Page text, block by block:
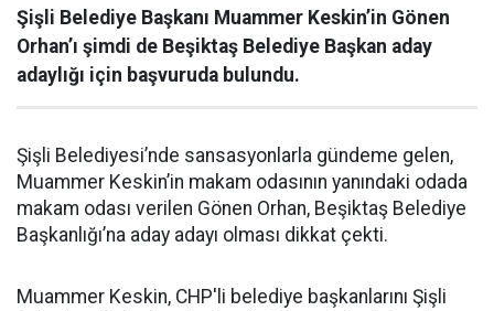
Şişli Belediye Başkanı Muammer Keskin’in Gönen
Orhan’ı şimdi de Beşiktaş Belediye Başkan aday
adaylığı için başvuruda bulundu.
Şişli Belediyesi’nde sansasyonlarla gündeme gelen,
Muammer Keskin’in makam odasının yanındaki odada
makam odası verilen Gönen Orhan, Beşiktaş Belediye
Başkanlığı’na aday adayı olması dikkat çekti.
Muammer Keskin, CHP'li belediye başkanlarını Şişli